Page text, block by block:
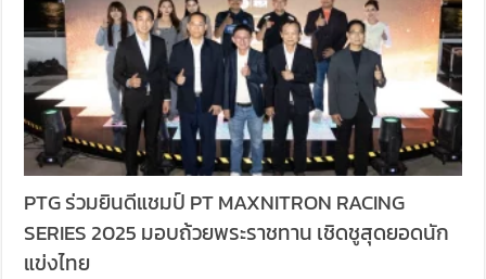
PTG ร่วมยินดีแชมป์ PT MAXNITRON RACING
SERIES 2025 มอบถ้วยพระราชทาน เชิดชูสุดยอดนัก
แข่งไทย